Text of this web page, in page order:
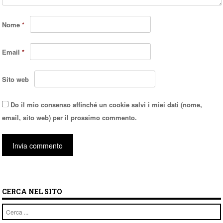
Nome*
Email*
Sito web
Do il mio consenso affinché un cookie salvi i miei dati (nome,
email, sito web) per il prossimo commento.
CERCA NEL SITO
Cerca